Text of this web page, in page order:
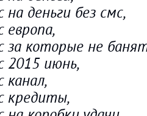
деньги без смс,
европа,
за которые не
2015 июнь,
канал,
кредиты,